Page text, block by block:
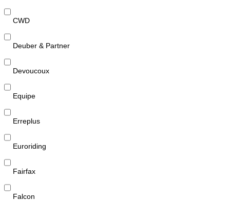
CWD
Deuber & Partner
Devoucoux
Equipe
Erreplus
Euroriding
Fairfax
Falcon